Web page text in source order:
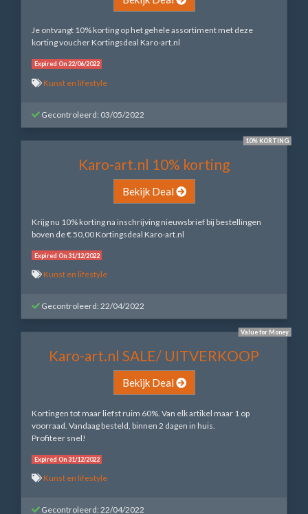
Je ontvangt 10% korting op het gehele assortiment met deze
korting voucher Kortingsdeal Karo-art.nl
Expired On 22/06/2022
Kunst en lifestyle
Gecontroleerd: 03/05/2022
10% KORTING
Karo-art.nl 10% korting
Bekijk Deal
Krijg nu 10% korting na inschrijving nieuwsbrief bij bestellingen
boven de € 50,00 Kortingsdeal Karo-art.nl
Expired On 31/12/2022
Kunst en lifestyle
Gecontroleerd: 22/04/2022
Value for Money
Karo-art.nl SALE/ UITVERKOOP
Bekijk Deal
Kortingen tot maar liefst ruim 60%. Van elk artikel maar 1 op
voorraad. Vandaag besteld, binnen 2 dagen in huis.
Profiteer snel!
Expired On 31/12/2022
Kunst en lifestyle
Gecontroleerd: 22/04/2022